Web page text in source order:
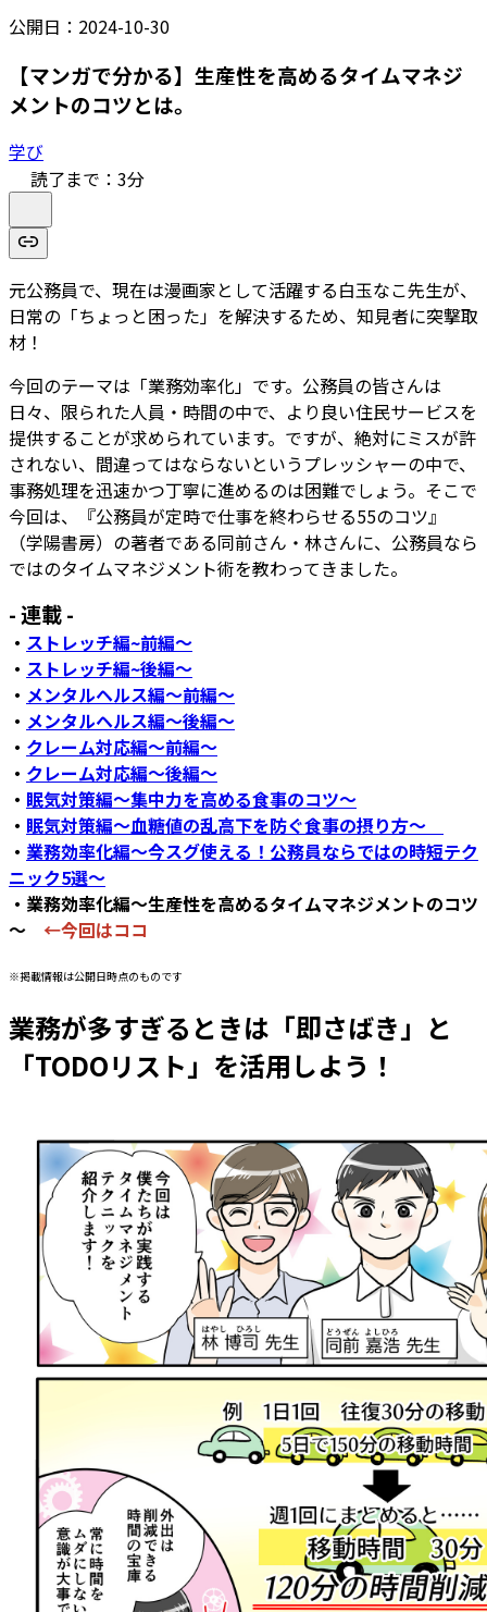
公開日： 2024-10-30
【マンガで分かる】生産性を高めるタイムマネジ
メントのコツとは。
学び
読了まで： 3分
元公務員で、現在は漫画家として活躍する白玉なこ先生が、
日常の「ちょっと困った」を解決するため、知見者に突撃取
材！
今回のテーマは「業務効率化」です。公務員の皆さんは
日々、限られた人員・時間の中で、より良い住民サービスを
提供することが求められています。ですが、絶対にミスが許
されない、間違ってはならないというプレッシャーの中で、
事務処理を迅速かつ丁寧に進めるのは困難でしょう。そこで
今回は、『公務員が定時で仕事を終わらせる55のコツ』
（学陽書房）の著者である同前さん・林さんに、公務員なら
ではのタイムマネジメント術を教わってきました。
- 連載 -
・ ストレッチ編~前編～
・ ストレッチ編~後編～
・ メンタルヘルス編～前編～
・ メンタルヘルス編～後編～
・ クレーム対応編～前編～
・ クレーム対応編～後編～
・ 眠気対策編～集中力を高める食事のコツ～
・ 眠気対策編～血糖値の乱高下を防ぐ食事の摂り方～
・ 業務効率化編～今スグ使える！公務員ならではの時短テク
ニック5選～
・業務効率化編～生産性を高めるタイムマネジメントのコツ
～ ←今回はココ
※掲載情報は公開日時点のものです
業務が多すぎるときは「即さばき」と
「TODOリスト」を活用しよう！